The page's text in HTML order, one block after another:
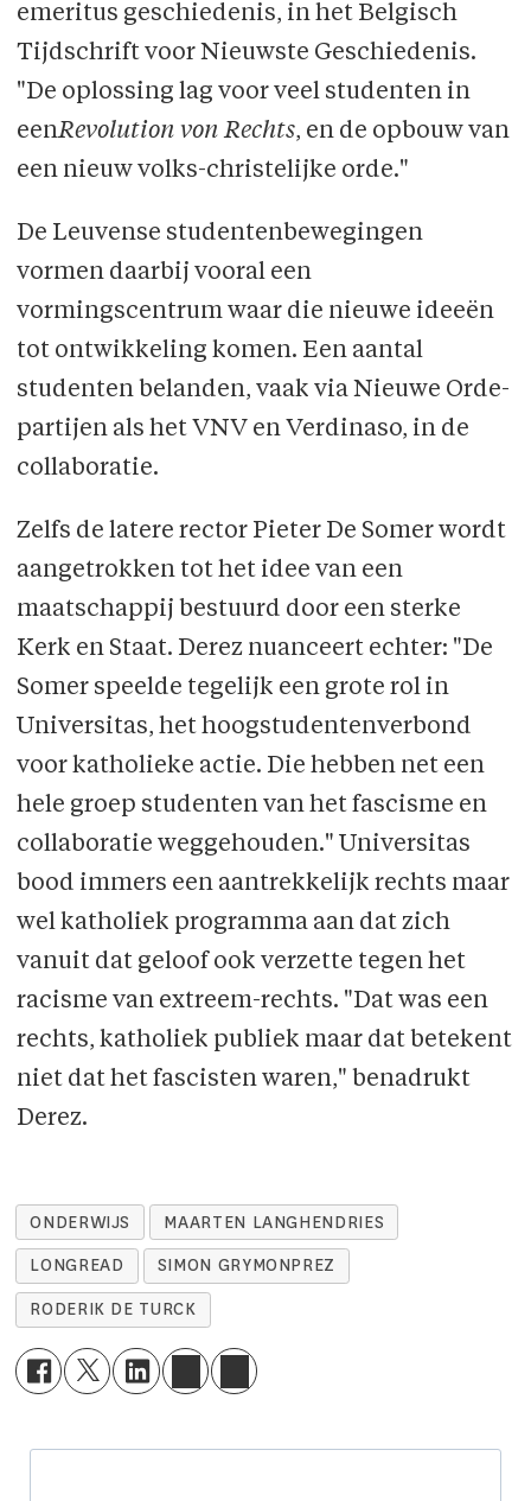
emeritus geschiedenis, in het Belgisch
Tijdschrift voor Nieuwste Geschiedenis.
"De oplossing lag voor veel studenten in
eenRevolution von Rechts, en de opbouw van
een nieuw volks-christelijke orde."
De Leuvense studentenbewegingen
vormen daarbij vooral een
vormingscentrum waar die nieuwe ideeën
tot ontwikkeling komen. Een aantal
studenten belanden, vaak via Nieuwe Orde-
partijen als het VNV en Verdinaso, in de
collaboratie.
Zelfs de latere rector Pieter De Somer wordt
aangetrokken tot het idee van een
maatschappij bestuurd door een sterke
Kerk en Staat. Derez nuanceert echter: "De
Somer speelde tegelijk een grote rol in
Universitas, het hoogstudentenverbond
voor katholieke actie. Die hebben net een
hele groep studenten van het fascisme en
collaboratie weggehouden." Universitas
bood immers een aantrekkelijk rechts maar
wel katholiek programma aan dat zich
vanuit dat geloof ook verzette tegen het
racisme van extreem-rechts. "Dat was een
rechts, katholiek publiek maar dat betekent
niet dat het fascisten waren," benadrukt
Derez.
ONDERWIJS MAARTEN LANGHENDRIES
LONGREAD SIMON GRYMONPREZ
RODERIK DE TURCK